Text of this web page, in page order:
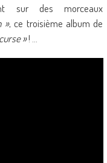
sur des morceaux
», ce troisième album de
»! …